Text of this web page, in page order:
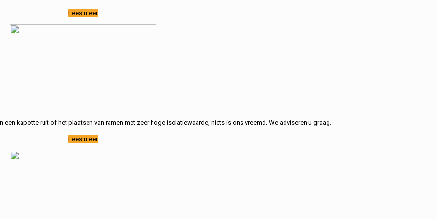
Lees meer
een kapotte ruit of het plaatsen van ramen met zeer hoge isolatiewaarde, niets is ons vreemd. We adviseren u graag.
Lees meer